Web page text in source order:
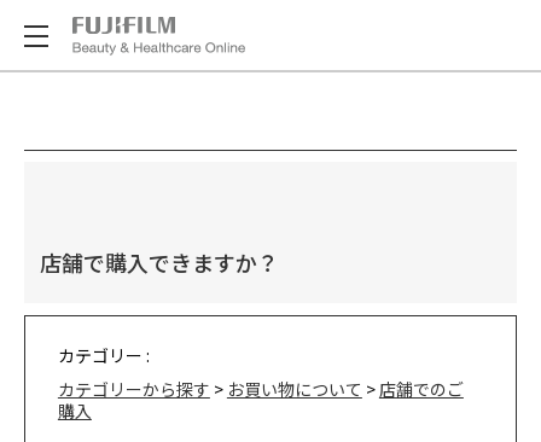
店舗で購入できますか？
カテゴリー :
カテゴリーから探す > お買い物について >店舗でのご
購入